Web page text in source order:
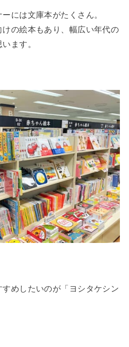
には文庫本がたくさん。
の絵本もあり、幅広い年代の
ます。
めしたいのが「ヨシタケシン